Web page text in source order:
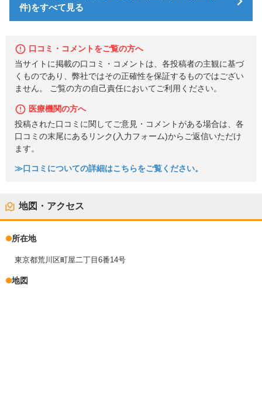
件)をすべて見る
口コミ・コメントをご覧の方へ
当サイトに掲載の口コミ・コメントは、各投稿者の主観に基づ
くものであり、弊社ではその正確性を保証するものではござい
ません。 ご覧の方の自己責任においてご利用ください。
医療機関の方へ
投稿された口コミに関してご意見・コメントがある場合は、各
口コミの末尾にあるリンク(入力フォーム)からご返信いただけ
ます。
≫口コミについての詳細はこちらをご覧ください。
地図・アクセス
所在地
東京都荒川区町屋二丁目6番14号
地図